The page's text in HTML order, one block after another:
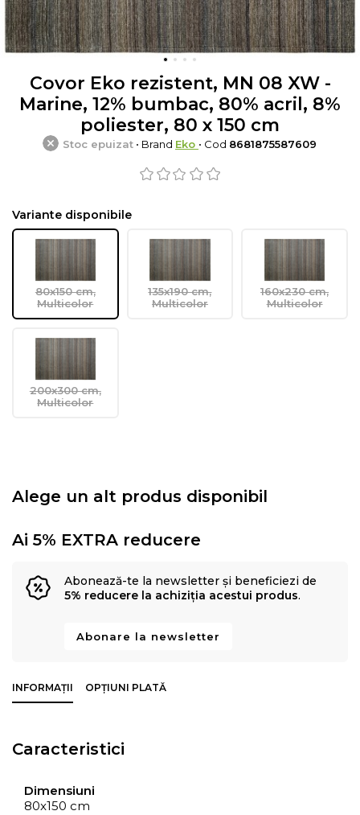
Covor Eko rezistent, MN 08 XW -
Marine, 12% bumbac, 80% acril, 8%
poliester, 80 x 150 cm
Stoc epuizat • Brand Eko • Cod 8681875587609
Variante disponibile
80x150 cm,
Multicolor
135x190 cm,
Multicolor
160x230 cm,
Multicolor
200x300 cm,
Multicolor
Alege un alt produs disponibil
Ai 5% EXTRA reducere
Abonează-te la newsletter și beneficiezi de
5% reducere la achiziția acestui produs.
Abonare la newsletter
INFORMAȚII OPȚIUNI PLATĂ
Caracteristici
Dimensiuni
80x150 cm